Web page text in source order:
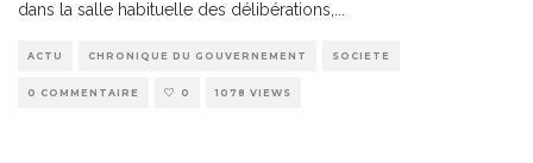
dans la salle habituelle des délibérations,
ACTU CHRONIQUE DU GOUVERNEMENT SOCIETE
0 COMMENTAIRE 0 1078 VIEWS